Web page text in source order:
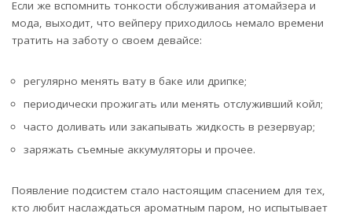
Если же вспомнить тонкости обслуживания атомайзера и
мода, выходит, что вейперу приходилось немало времени
тратить на заботу о своем девайсе:
регулярно менять вату в баке или дрипке;
периодически прожигать или менять отслуживший койл;
часто доливать или закапывать жидкость в резервуар;
заряжать съемные аккумуляторы и прочее.
Появление подсистем стало настоящим спасением для тех,
кто любит наслаждаться ароматным паром, но испытывает